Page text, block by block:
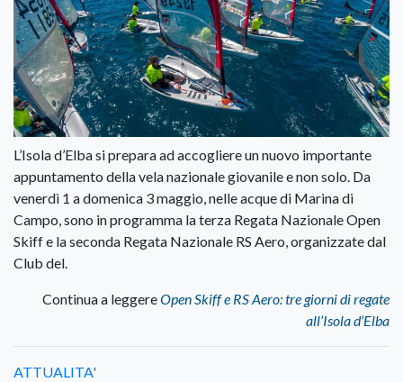
L’Isola d’Elba si prepara ad accogliere un nuovo importante
appuntamento della vela nazionale giovanile e non solo. Da
venerdì 1 a domenica 3 maggio, nelle acque di Marina di
Campo, sono in programma la terza Regata Nazionale Open
Skiff e la seconda Regata Nazionale RS Aero, organizzate dal
Club del.
Continua a leggereOpen Skiff e RS Aero: tre giorni di regate
all’Isola d’Elba
ATTUALITA'